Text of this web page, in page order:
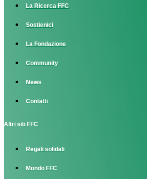
La Ricerca FFC
Sostienici
La Fondazione
Community
News
Contatti
Altri siti FFC
Regali solidali
Mondo FFC